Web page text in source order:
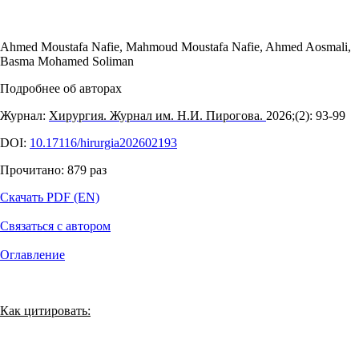
Ahmed Moustafa Nafie, Mahmoud Moustafa Nafie, Ahmed Aosmali,
Basma Mohamed Soliman
Подробнее об авторах
Журнал: Хирургия. Журнал им. Н.И. Пирогова. 2026;(2): 93‑99
DOI: 10.17116/hirurgia202602193
Прочитано: 879 раз
Скачать PDF (EN)
Связаться с автором
Оглавление
Как цитировать: